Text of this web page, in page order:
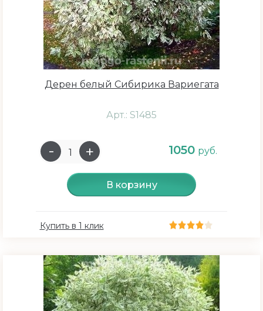
Дерен белый Сибирика Вариегата
Арт.: S1485
1050 руб.
В корзину
Купить в 1 клик